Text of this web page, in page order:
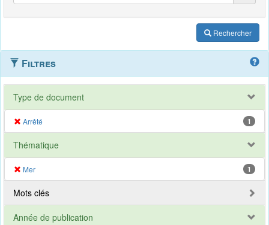
Rechercher
Filtres
Type de document
Arrêté 1
Thématique
Mer 1
Mots clés
Année de publication